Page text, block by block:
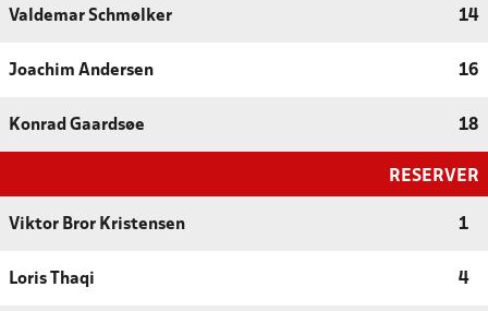
Valdemar Schmølker 14
Joachim Andersen 16
Konrad Gaardsøe 18
RESERVER
Viktor Bror Kristensen 1
Loris Thaqi 4